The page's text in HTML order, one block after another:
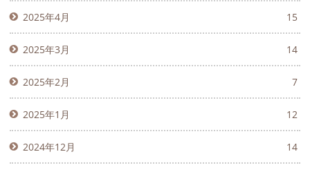
2025年4月 15
2025年3月 14
2025年2月 7
2025年1月 12
2024年12月 14